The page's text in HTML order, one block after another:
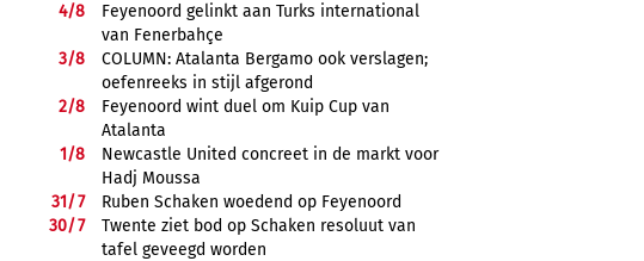
4/8
Feyenoord gelinkt aan Turks international
van Fenerbahçe
3/8
COLUMN: Atalanta Bergamo ook verslagen;
oefenreeks in stijl afgerond
2/8
Feyenoord wint duel om Kuip Cup van
Atalanta
1/8
Newcastle United concreet in de markt voor
Hadj Moussa
31/7
Ruben Schaken woedend op Feyenoord
30/7
Twente ziet bod op Schaken resoluut van
tafel geveegd worden